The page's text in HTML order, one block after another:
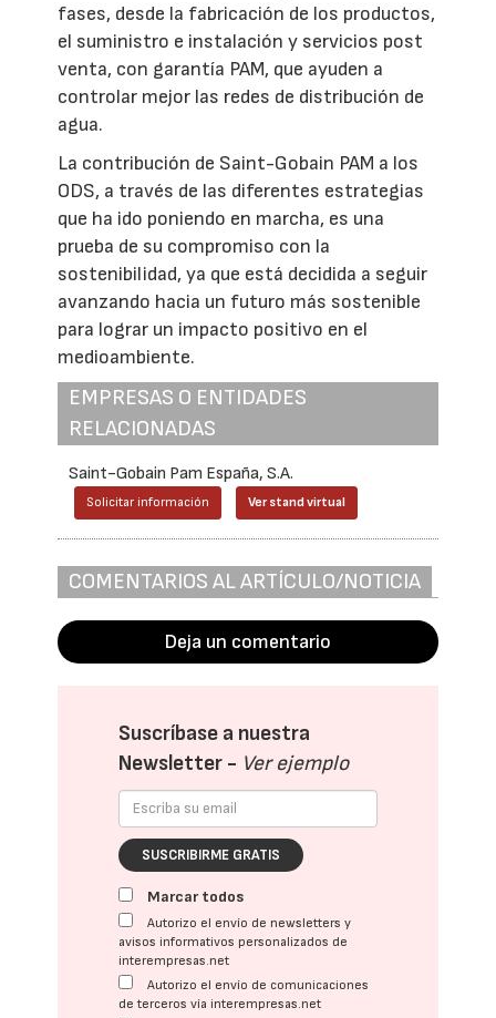
fases, desde la fabricación de los productos,
el suministro e instalación y servicios post
venta, con garantía PAM, que ayuden a
controlar mejor las redes de distribución de
agua.
La contribución de Saint-Gobain PAM a los
ODS, a través de las diferentes estrategias
que ha ido poniendo en marcha, es una
prueba de su compromiso con la
sostenibilidad, ya que está decidida a seguir
avanzando hacia un futuro más sostenible
para lograr un impacto positivo en el
medioambiente.
EMPRESAS O ENTIDADES
RELACIONADAS
Saint-Gobain Pam España, S.A.
Solicitar información Ver stand virtual
COMENTARIOS AL ARTÍCULO/NOTICIA
Deja un comentario
Suscríbase a nuestra
Newsletter - Ver ejemplo
SUSCRIBIRME GRATIS
Marcar todos
Autorizo el envío de newsletters y
avisos informativos personalizados de
interempresas.net
Autorizo el envío de comunicaciones
de terceros vía interempresas.net